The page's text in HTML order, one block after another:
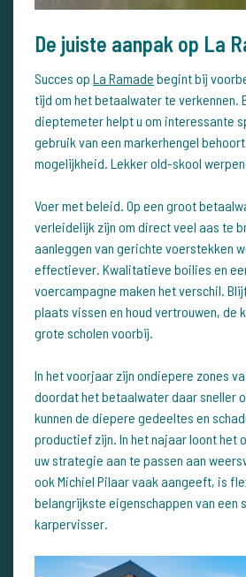
De juiste aanpak op La
Succes op La Ramade begint bij
tijd om het betaalwater te verkennen.
dieptemeter helpt u om interessante
gebruik van een markerhengel
mogelijkheid. Lekker old-skool
Voer met beleid. Op een groot
verleidelijk zijn om direct veel aas te
aanleggen van gerichte voerstekken
effectiever. Kwalitatieve boilies en
voercampagne maken het verschil.
plaats vissen en houd vertrouwen, de
grote scholen voorbij.
In het voorjaar zijn ondiepere zones
doordat het betaalwater daar sneller
kunnen de diepere gedeeltes en
productief zijn. In het najaar loont het
uw strategie aan te passen aan
ook Michiel Pilaar vaak aangeeft, is
belangrijkste eigenschappen van een
karpervisser.